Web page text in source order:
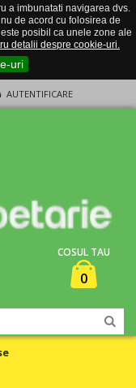
a imbunatati navigarea dvs.
de acord cu folosirea de
posibil ca unele zone ale
detalii despre cookie-uri.
uri
AUTENTIFICARE
COSUL TAU
0